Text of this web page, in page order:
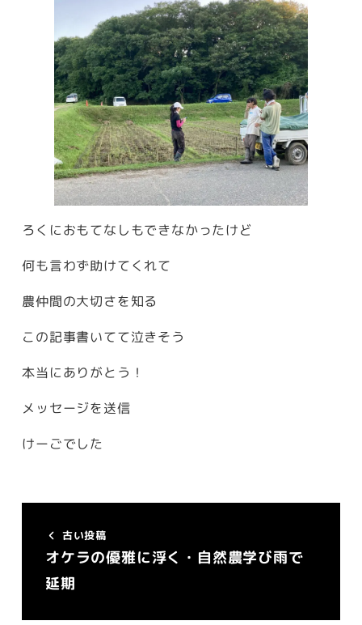
ろくにおもてなしもできなかったけど
何も言わず助けてくれて
農仲間の大切さを知る
この記事書いてて泣きそう
本当にありがとう！
メッセージを送信
けーごでした
古い投稿
オケラの優雅に浮く・自然農学び雨で
延期